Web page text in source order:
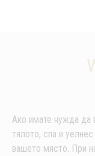
Ако имате нужда да
тялото, спа и
вашето място. При